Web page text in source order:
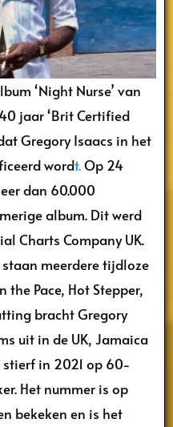
‘Night Nurse’ van
jaar ‘Brit Certified
Gregory Isaacs in het
wordt.Op 24
dan 60.000
album. Dit werd
Charts Company UK.
staan meerdere tijdloze
the Pace, Hot Stepper,
bracht Gregory
uit in de UK, Jamaica
stierf in 2021 op 60-
Het nummer is op
bekeken en is het